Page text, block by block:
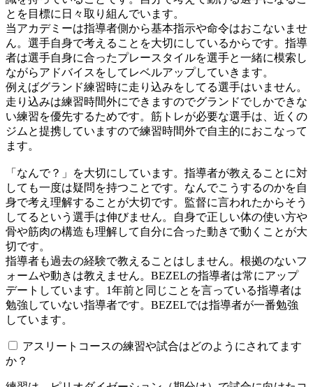
とを目標に日々取り組んでいます。
当アカデミーは指導者側から基本指示や命令はおこないませ
ん。選手自身で考えることを大切にしているからです。指導
者は選手自身に合ったプレースタイルを選手と一緒に模索し
ながらアドバイスをしてレベルアップしていきます。
例えばグランド練習時に走り込みをしてる選手はいません。
走り込みは練習時間外にできますのでグランドでしかできな
い練習を優先するためです。筋トレが必要な選手は、近くの
ジムと提携していますので練習時間外で自主的におこなって
ます。
「なんで？」を大切にしています。指導者が教えることに対
しても一度は疑問を持つことです。なんでこうするのかを自
身で考え理解することが大切です。監督に言われたからそう
してるという選手は伸びません。自身で正しい体の使い方や
骨や筋肉の構造も理解して自分に合った動きで動くことが大
切です。
指導者も過去の経験で教えることはしません。根拠のないフ
ォームや動きは教えません。BEZELの指導者は常にアップ
デートしています。1年前と同じことを言っている指導者は
勉強していない指導者です。BEZELでは指導者が一番勉強
しています。
アスリートコースの練習や試合はどのようにされてます
か？